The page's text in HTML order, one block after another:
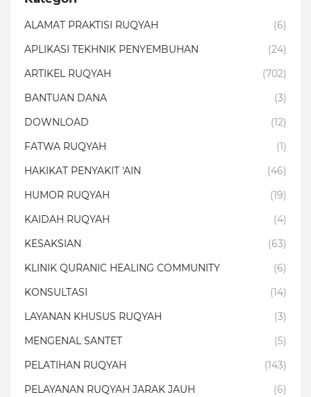
ALAMAT PRAKTISI RUQYAH
(6)
APLIKASI TEKHNIK PENYEMBUHAN
(24)
ARTIKEL RUQYAH
(702)
BANTUAN DANA
(3)
DOWNLOAD
(12)
FATWA RUQYAH
(1)
HAKIKAT PENYAKIT 'AIN
(46)
HUMOR RUQYAH
(19)
KAIDAH RUQYAH
(4)
KESAKSIAN
(63)
KLINIK QURANIC HEALING COMMUNITY
(6)
KONSULTASI
(14)
LAYANAN KHUSUS RUQYAH
(3)
MENGENAL SANTET
(5)
PELATIHAN RUQYAH
(143)
PELAYANAN RUQYAH JARAK JAUH
(6)